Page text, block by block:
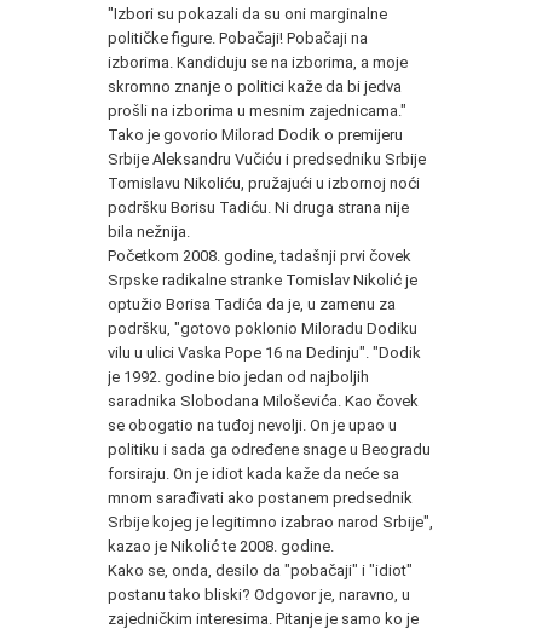
"Izbori su pokazali da su oni marginalne
političke figure. Pobačaji! Pobačaji na
izborima. Kandiduju se na izborima, a moje
skromno znanje o politici kaže da bi jedva
prošli na izborima u mesnim zajednicama."
Tako je govorio Milorad Dodik o premijeru
Srbije Aleksandru Vučiću i predsedniku Srbije
Tomislavu Nikoliću, pružajući u izbornoj noći
podršku Borisu Tadiću. Ni druga strana nije
bila nežnija.
Početkom 2008. godine, tadašnji prvi čovek
Srpske radikalne stranke Tomislav Nikolić je
optužio Borisa Tadića da je, u zamenu za
podršku, "gotovo poklonio Miloradu Dodiku
vilu u ulici Vaska Pope 16 na Dedinju". "Dodik
je 1992. godine bio jedan od najboljih
saradnika Slobodana Miloševića. Kao čovek
se obogatio na tuđoj nevolji. On je upao u
politiku i sada ga određene snage u Beogradu
forsiraju. On je idiot kada kaže da neće sa
mnom sarađivati ako postanem predsednik
Srbije kojeg je legitimno izabrao narod Srbije",
kazao je Nikolić te 2008. godine.
Kako se, onda, desilo da "pobačaji" i "idiot"
postanu tako bliski? Odgovor je, naravno, u
zajedničkim interesima. Pitanje je samo ko je